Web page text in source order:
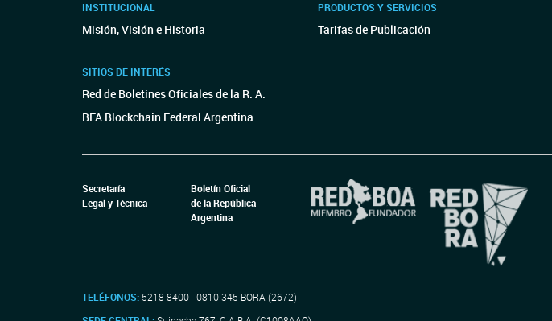
INSTITUCIONAL
Misión, Visión e Historia
SITIOS DE INTERÉS
Red de Boletines Oficiales de la R. A.
BFA Blockchain Federal Argentina
PRODUCTOS Y SERVICIOS
Tarifas de Publicación
Secretaría
Legal y Técnica
Boletín Oficial
de la República
Argentina
TELÉFONOS: 5218-8400 - 0810-345-BORA (2672)